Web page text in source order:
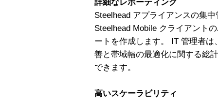
詳細なレポーティング
Steelhead アプライアンスの集
Steelhead Mobile クライアント
ートを作成します。 IT 管理者
善と帯域幅の最適化に関する総
できます。
高いスケーラビリティ